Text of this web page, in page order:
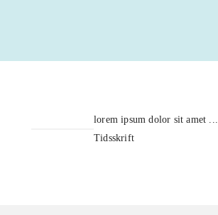
lorem ipsum dolor sit amet ...
Tidsskrift